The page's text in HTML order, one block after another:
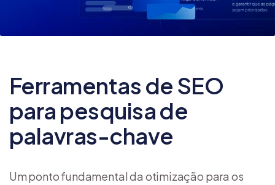
Ferramentas de SEO
para pesquisa de
palavras-chave
Um ponto fundamental da otimização para os